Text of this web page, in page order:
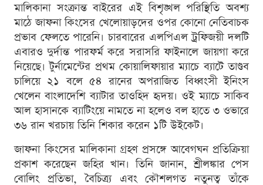
মালিকানা সংক্রান্ত বাইরের এই বিশৃঙ্খল পরিস্থিতি অবশ্য
মাঠে জাফনা কিংসের খেলোয়াড়দের ওপর কোনো নেতিবাচক
প্রভাব ফেলতে পারেনি। চারবারের এলপিএল ট্রফিজয়ী দলটি
এবারও দুর্দান্ত পারফর্ম করে সরাসরি ফাইনালে জায়গা করে
নিয়েছে। টুর্নামেন্টের প্রথম কোয়ালিফায়ার ম্যাচে ব্যাটে তাণ্ডব
চালিয়ে ২১ বলে ৫৪ রানের অপরাজিত বিধ্বংসী ইনিংস
খেলেন বাংলাদেশি ব্যাটার তাওহিদ হৃদয়। ওই ম্যাচে সাকিব
আল হাসানকে ব্যাটিংয়ে নামতে না হলেও বল হাতে ৩ ওভারে
৩৬ রান খরচায় তিনি শিকার করেন ১টি উইকেট।
জাফনা কিংসের মালিকানা গ্রহণ প্রসঙ্গে আবেগঘন প্রতিক্রিয়া
প্রকাশ করেছেন জহির খান। তিনি জানান, শ্রীলঙ্কার পেস
বোলিং প্রতিভা, বৈচিত্র্য এবং কৌশলগত নতুনত্ব তাঁকে